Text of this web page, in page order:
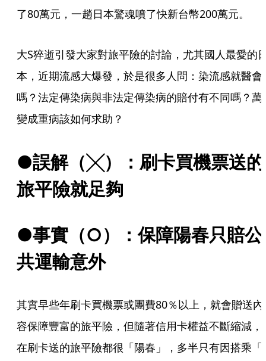
了80萬元，一趟日本驚魂噴了快新台幣200萬元。
大S猝逝引發大家對旅平險的討論，尤其國人最愛的
本，近期流感大爆發，於是很多人問：染流感就醫會
嗎？法定傳染病與非法定傳染病的賠付有不同嗎？萬
變成重病該如何求助？
●誤解（╳）：刷卡買機票送的
旅平險就足夠
●事實（○）：保障陽春只賠公
共運輸意外
其實早些年刷卡買機票或團費80％以上，就會贈送內
容保障豐富的旅平險，但隨著信用卡權益不斷縮減，
在刷卡送的旅平險都很「陽春」，多半只有因搭乘「